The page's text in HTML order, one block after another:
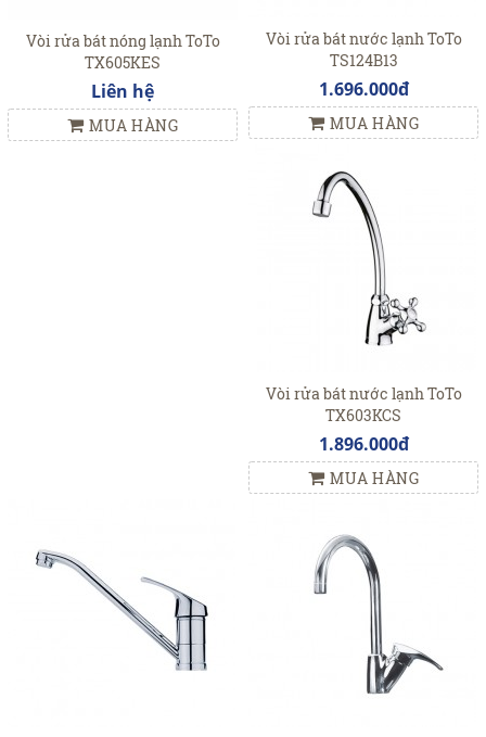
Vòi rửa bát nóng lạnh ToTo
TX605KES
Liên hệ
MUA HÀNG
Vòi rửa bát nước lạnh ToTo
TS124B13
1.696.000đ
MUA HÀNG
Vòi rửa bát nước lạnh ToTo
TX603KCS
1.896.000đ
MUA HÀNG